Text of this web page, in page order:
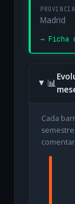
PROVINCIA
Madrid
→ Ficha
📊
Cada
semestre.